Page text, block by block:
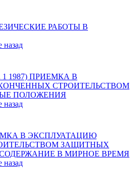
РАБОТЫ В
назад
1 1987) ПРИЕМКА В
СТРОИТЕЛЬСТВОМ
ПОЛОЖЕНИЯ
назад
В ЭКСПЛУАТАЦИЮ
ЗАЩИТНЫХ
В МИРНОЕ ВРЕМЯ
назад